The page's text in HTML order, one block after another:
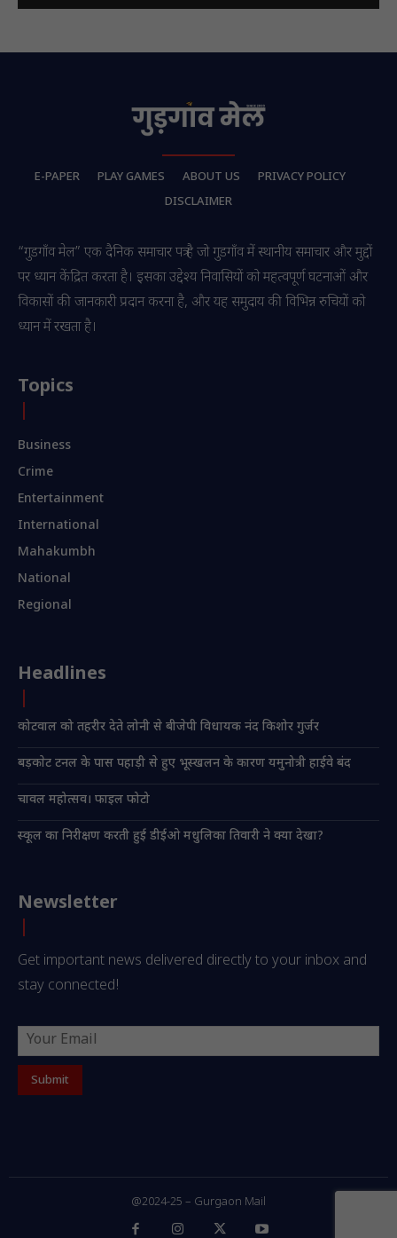
E-PAPER PLAY GAMES ABOUT US
PRIVACY POLICY
DISCLAIMER
“गुडगाँव मेल” एक दैनिक समाचार पत्र है जो गुडगाँव में स्थानीय समाचार और मुद्दों
पर ध्यान केंद्रित करता है। इसका उद्देश्य निवासियों को महत्वपूर्ण घटनाओं और
विकासों की जानकारी प्रदान करना है, और यह समुदाय की विभिन्न रुचियों को
ध्यान में रखता है।
Topics
Business
Crime
Entertainment
International
Mahakumbh
National
Regional
Headlines
कोटवाल को तहरीर देते लोनी से बीजेपी विधायक नंद किशोर गुर्जर
बड़काेट टनल के पास पहाड़ी से हुए भूस्खलन के कारण यमुनोत्री हाईवे बंद
चावल महोत्सव। फाइल फोटो
स्कूल का निरीक्षण करती हुई डीईओ मधुलिका तिवारी ने क्या देखा?
Newsletter
Get important news delivered directly to your inbox and
stay connected!
@2024-25 – Gurgaon Mail